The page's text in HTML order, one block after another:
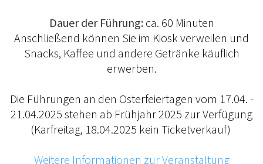
Dauer der Führung:ca. 60 Minuten
Anschließend können Sie im Kiosk verweilen und
Snacks, Kaffee und andere Getränke käuflich
erwerben.
Die Führungen an den Osterfeiertagen vom 17.04. -
21.04.2025 stehen ab Frühjahr 2025 zur Verfügung
(Karfreitag, 18.04.2025 kein Ticketverkauf)
Weitere Informationen zur Veranstaltung